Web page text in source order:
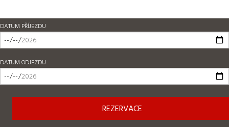
DATUM PŘÍJEZDU
DATUM ODJEZDU